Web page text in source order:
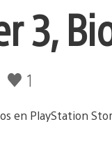
3,
1